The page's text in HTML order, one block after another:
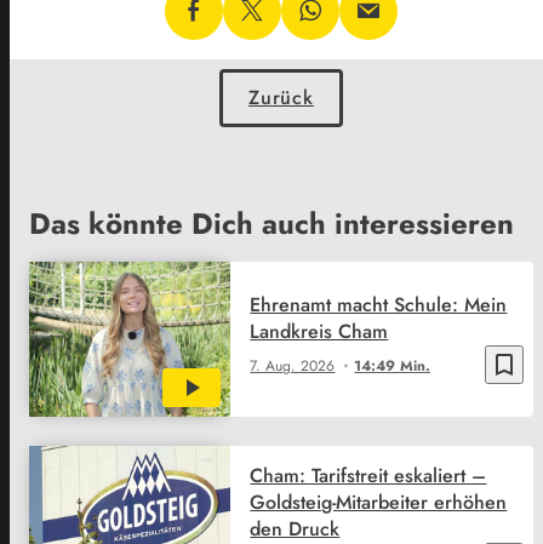
Zurück
Das könnte Dich auch interessieren
bookmark_border
7. Aug. 2026 14:49 Min.
Ehrenamt macht Schule: Mein
Landkreis Cham
Cham: Tarifstreit eskaliert –
Goldsteig-Mitarbeiter erhöhen
den Druck